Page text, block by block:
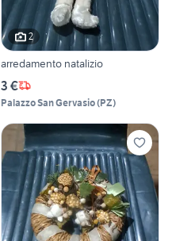
2
arredamento natalizio
3 €
Palazzo San Gervasio(PZ)